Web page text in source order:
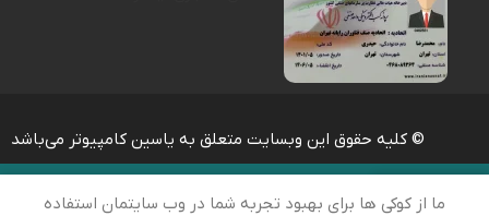
© کلیه حقوق این وبسایت متعلق به یاسین کامپیوتر می‌باشد
ما از کوکی ها برای بهبود تجربه شما در وب سایتمان استفاده